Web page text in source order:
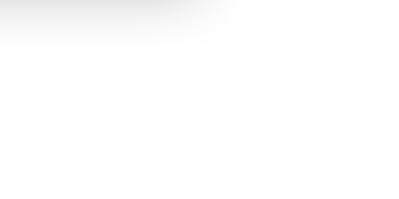
diese Informationen
Rahmen Ihrer Nutzung
weiterhin nutzen.